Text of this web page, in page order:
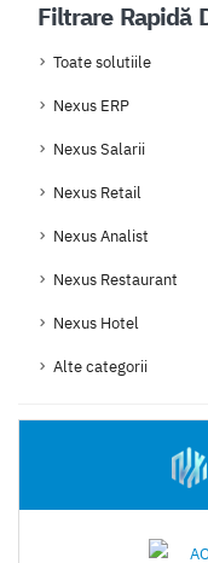
Filtrare Rapidă
Toate solutiile
Nexus ERP
Nexus Salarii
Nexus Retail
Nexus Analist
Nexus Restaurant
Nexus Hotel
Alte categorii